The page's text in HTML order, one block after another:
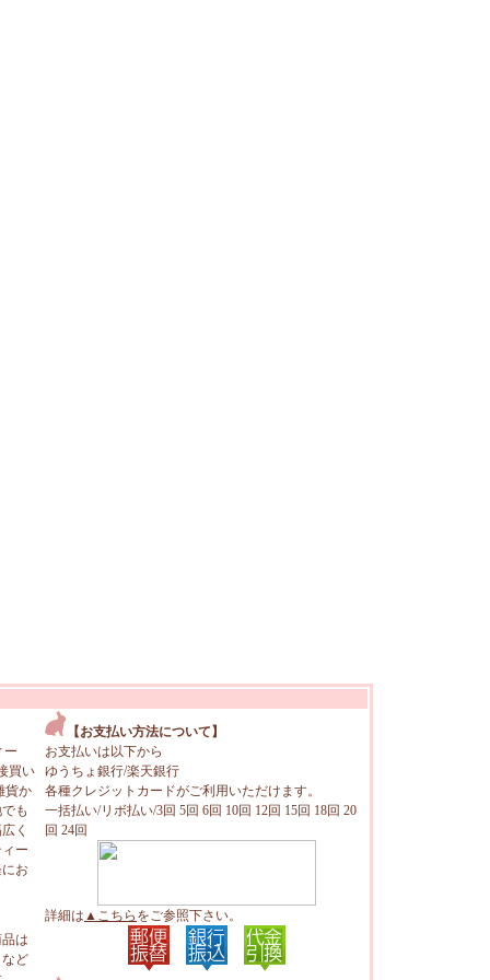
ー
買い
貨か
も
く
ー
お
は
ど
【お支払い方法について】
お支払いは以下から
ゆうちょ銀行/楽天銀行
各種クレジットカードがご利用いただけます。
一括払い/リボ払い/3回 5回 6回 10回 12回 15回 18回 20
回 24回
詳細は ▲こちら をご参照下さい。